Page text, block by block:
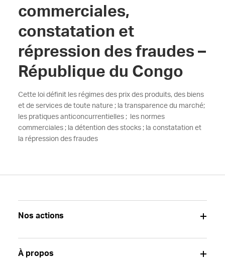
commerciales,
constatation et
répression des fraudes –
République du Congo
Cette loi définit les régimes des prix des produits, des biens
et de services de toute nature ; la transparence du marché;
les pratiques anticoncurrentielles ; les normes
commerciales ; la détention des stocks ; la constatation et
la répression des fraudes
Nos actions
À propos